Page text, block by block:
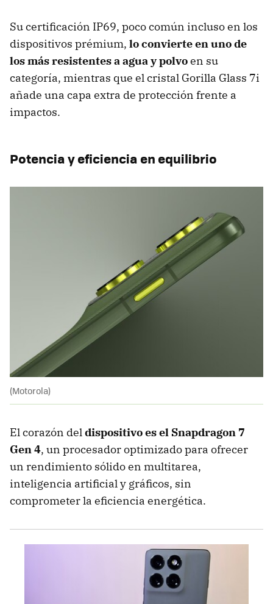
Su certificación IP69, poco común incluso en los
dispositivos prémium, lo convierte en uno de
los más resistentes a agua y polvoen su
categoría, mientras que el cristal Gorilla Glass 7i
añade una capa extra de protección frente a
impactos.
Potencia y eficiencia en equilibrio
(Motorola)
El corazón deldispositivo es el Snapdragon 7
Gen 4, un procesador optimizado para ofrecer
un rendimiento sólido en multitarea,
inteligencia artificial y gráficos, sin
comprometer la eficiencia energética.